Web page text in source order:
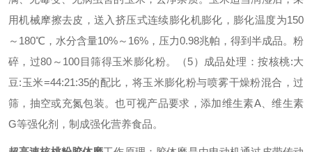
用机械摩擦去皮，送入挤压式连续膨化机膨化，膨化温度为150
～180℃，水分含量10%～16%，压力0.98兆帕，得到半成品。粉
碎，过80～100目筛得玉米膨化粉。
（5）成品处理：按核桃:大
豆:玉米=44:21:35的配比，将玉米膨化粉与喷雾干燥粉混合，过
筛，抽空或充氮包装。也可视产品要求，添加维生素A、维生素
G等强化剂，制成强化营养食品。